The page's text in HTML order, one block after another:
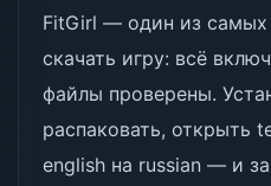
FitGirl — один из самых
скачать игру: всё
файлы проверены.
распаковать, открыть
english на russian — и